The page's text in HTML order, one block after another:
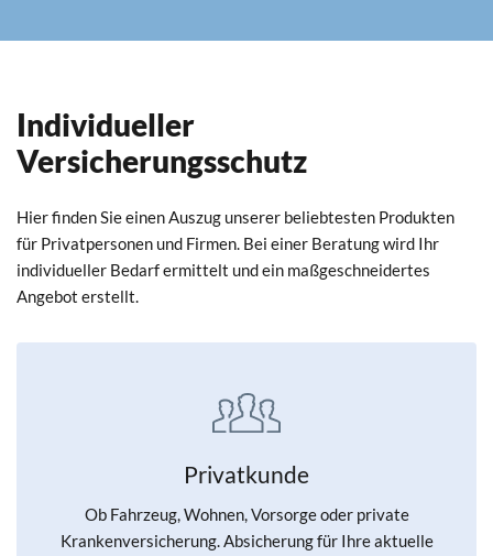
Individueller
Versicherungsschutz
Hier finden Sie einen Auszug unserer beliebtesten Produkten
für Privatpersonen und Firmen. Bei einer Beratung wird Ihr
individueller Bedarf ermittelt und ein maßgeschneidertes
Angebot erstellt.
Privatkunde
Ob Fahrzeug, Wohnen, Vorsorge oder private
Krankenversicherung. Absicherung für Ihre aktuelle